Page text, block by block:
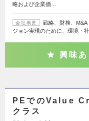
略および企業価…
会社概要
戦略、財務、
ジョン実現のために、環境・
興味あ
PEでのValue
クラス